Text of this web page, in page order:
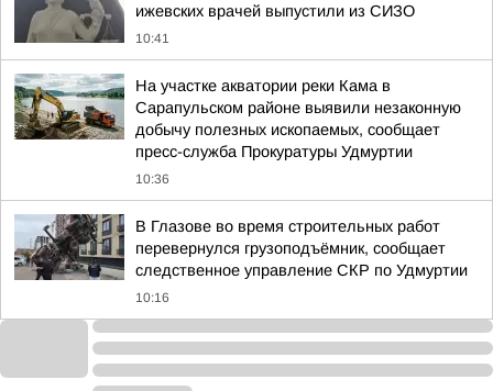
ижевских врачей выпустили из СИЗО
10:41
На участке акватории реки Кама в
Сарапульском районе выявили незаконную
добычу полезных ископаемых, сообщает
пресс-служба Прокуратуры Удмуртии
10:36
В Глазове во время строительных работ
перевернулся грузоподъёмник, сообщает
следственное управление СКР по Удмуртии
10:16